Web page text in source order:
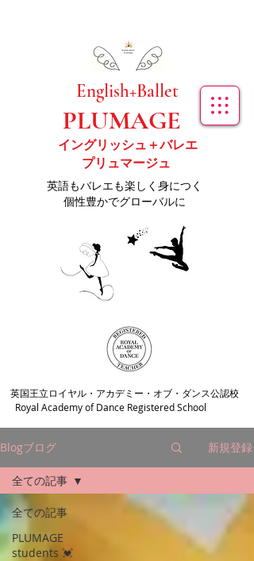
イングリッシュ＋バレエ
​English+Ballet
PLUMAGE
プリュマージュ
​英語もバレエも楽しく身につく
個性豊かでグローバルに
​英国王立ロイヤル・アカデミー・オブ・ダンス公認校
Royal Academy of Dance Registered School
Blogブログ 新規登録
全ての記事
PLUMAGE
students 💓
全ての記事